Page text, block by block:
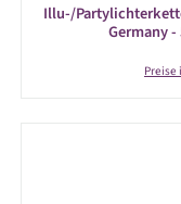
Illu-/
Germany
Preise